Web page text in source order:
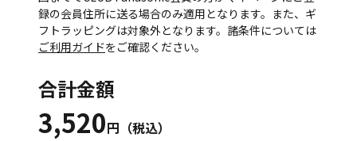
録の会員住所に送る場合のみ適用となります。また、ギ
フトラッピングは対象外となります。諸条件については
ご利用ガイドをご確認ください。
合計金額
3,520円（税込）